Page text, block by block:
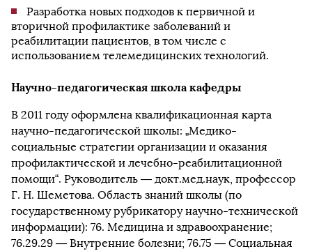
Разработка новых подходов к первичной и
вторичной профилактике заболеваний и
реабилитации пациентов, в том числе с
использованием телемедицинских технологий.
Научно-педагогическая школа кафедры
В 2011 году оформлена квалификационная карта
научно-педагогической школы: „Медико-
социальные стратегии организации и оказания
профилактической и лечебно-реабилитационной
помощи“. Руководитель — докт.мед.наук, профессор
Г. Н. Шеметова. Область знаний школы (по
государственному рубрикатору научно-технической
информации): 76. Медицина и здравоохранение;
76.29.29 — Внутренние болезни; 76.75 — Социальная